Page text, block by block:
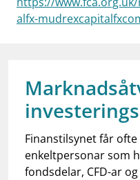
work_outlineJobb hos oss
alfx-
Finanstilsynet får
enkeltpersonar som
fondsdelar, CFD-ar